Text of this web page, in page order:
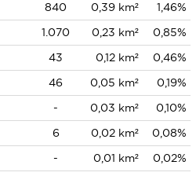
840 0,39 km²
1,46%
1.070 0,23 km²
0,85%
43 0,12 km²
0,46%
46 0,05 km²
0,19%
- 0,03 km²
0,10%
6 0,02 km²
0,08%
- 0,01 km²
0,02%